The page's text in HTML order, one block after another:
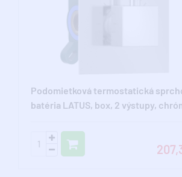
Podomietková termostatická
batéria LATUS, box, 2 výstupy,